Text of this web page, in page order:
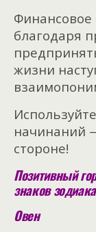
Финансовое
благодаря
жизни
начинаний
стороне!
Позитивный
знаков
Овен